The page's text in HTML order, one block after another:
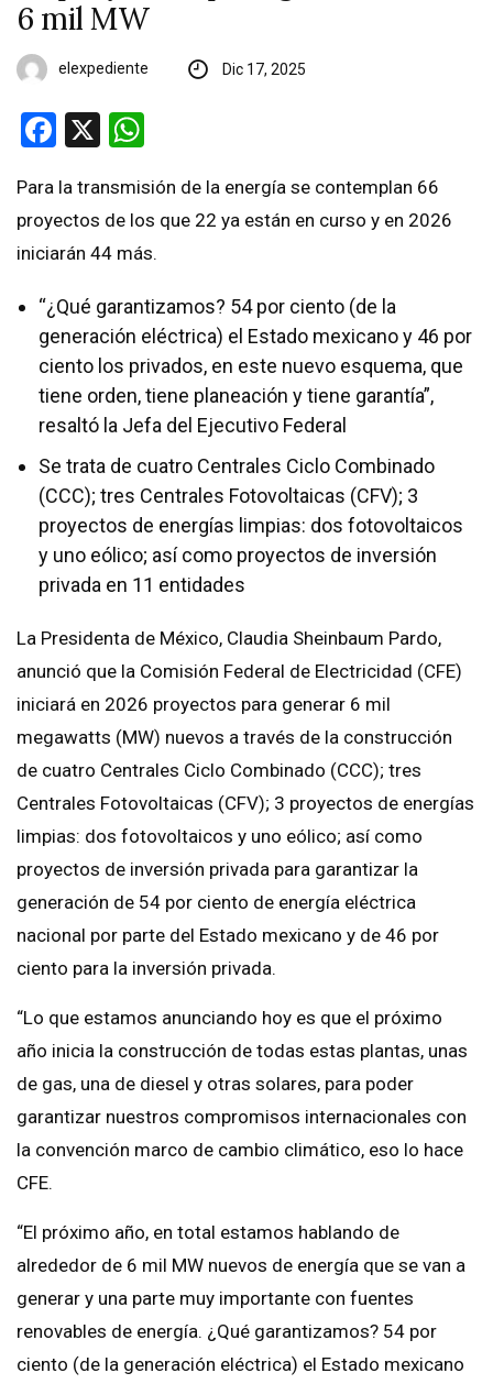
6 mil MW
elexpediente Dic 17, 2025
Facebook
X
Para la transmisión de la energía se contemplan 66
proyectos de los que 22 ya están en curso y en 2026
iniciarán 44 más.
“¿Qué garantizamos? 54 por ciento (de la
generación eléctrica) el Estado mexicano y 46 por
ciento los privados, en este nuevo esquema, que
tiene orden, tiene planeación y tiene garantía”,
resaltó la Jefa del Ejecutivo Federal
Se trata de cuatro Centrales Ciclo Combinado
(CCC); tres Centrales Fotovoltaicas (CFV); 3
proyectos de energías limpias: dos fotovoltaicos
y uno eólico; así como proyectos de inversión
privada en 11 entidades
La Presidenta de México, Claudia Sheinbaum Pardo,
anunció que la Comisión Federal de Electricidad (CFE)
iniciará en 2026 proyectos para generar 6 mil
megawatts (MW) nuevos a través de la construcción
de cuatro Centrales Ciclo Combinado (CCC); tres
Centrales Fotovoltaicas (CFV); 3 proyectos de energías
limpias: dos fotovoltaicos y uno eólico; así como
proyectos de inversión privada para garantizar la
generación de 54 por ciento de energía eléctrica
nacional por parte del Estado mexicano y de 46 por
ciento para la inversión privada.
“Lo que estamos anunciando hoy es que el próximo
año inicia la construcción de todas estas plantas, unas
de gas, una de diesel y otras solares, para poder
garantizar nuestros compromisos internacionales con
la convención marco de cambio climático, eso lo hace
CFE.
“El próximo año, en total estamos hablando de
alrededor de 6 mil MW nuevos de energía que se van a
generar y una parte muy importante con fuentes
renovables de energía. ¿Qué garantizamos? 54 por
ciento (de la generación eléctrica) el Estado mexicano